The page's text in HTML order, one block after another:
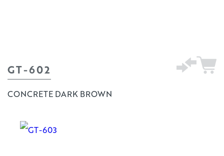
GT-602
CONCRETE DARK BROWN